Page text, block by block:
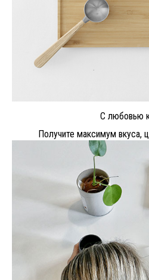
С любовью
Получите максимум вкуса,